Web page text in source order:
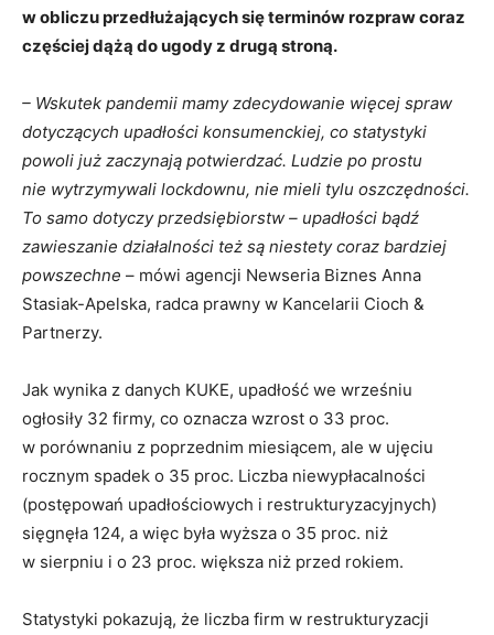
w obliczu przedłużających się terminów rozpraw coraz
częściej dążą do ugody z drugą stroną.
– Wskutek pandemii mamy zdecydowanie więcej spraw
dotyczących upadłości konsumenckiej, co statystyki
powoli już zaczynają potwierdzać. Ludzie po prostu
nie wytrzymywali lockdownu, nie mieli tylu oszczędności.
To samo dotyczy przedsiębiorstw – upadłości bądź
zawieszanie działalności też są niestety coraz bardziej
powszechne – mówi agencji Newseria Biznes Anna
Stasiak-Apelska, radca prawny w Kancelarii Cioch &
Partnerzy.
Jak wynika z danych KUKE, upadłość we wrześniu
ogłosiły 32 firmy, co oznacza wzrost o 33 proc.
w porównaniu z poprzednim miesiącem, ale w ujęciu
rocznym spadek o 35 proc. Liczba niewypłacalności
(postępowań upadłościowych i restrukturyzacyjnych)
sięgnęła 124, a więc była wyższa o 35 proc. niż
w sierpniu i o 23 proc. większa niż przed rokiem.
Statystyki pokazują, że liczba firm w restrukturyzacji